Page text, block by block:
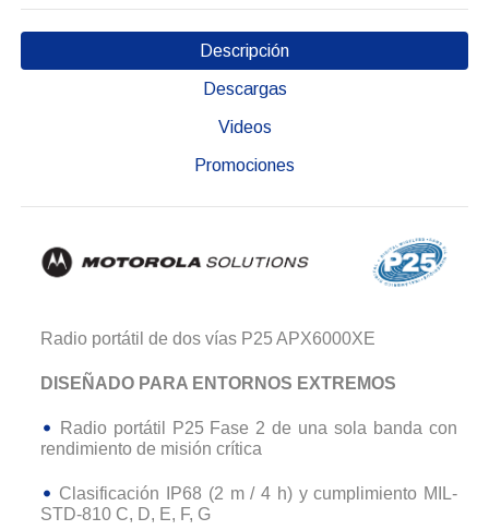
Descripción
Descargas
Videos
Promociones
Radio portátil de dos vías P25 APX6000XE
DISEÑADO PARA ENTORNOS EXTREMOS
Radio portátil P25 Fase 2 de una sola banda con
rendimiento de misión crítica
Clasificación IP68 (2 m / 4 h) y cumplimiento MIL-
STD-810 C, D, E, F, G